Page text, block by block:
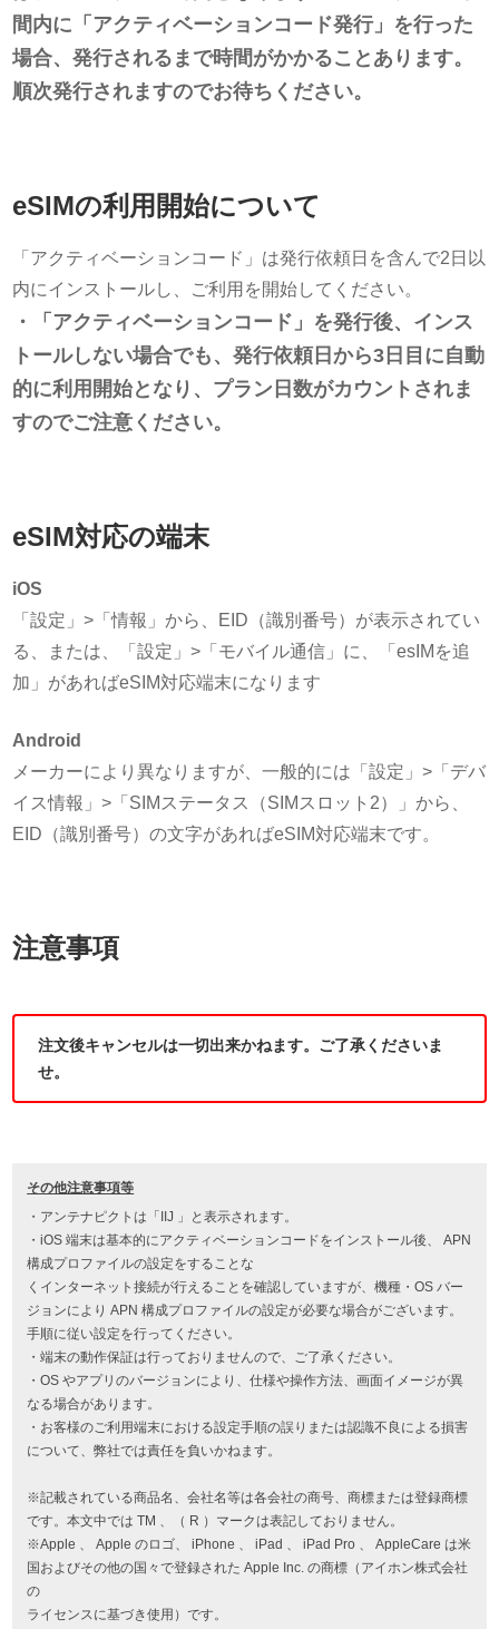
間内に「アクティベーションコード発行」を行った
場合、発行されるまで時間がかかることあります。
順次発行されますのでお待ちください。
eSIMの利用開始について
「アクティベーションコード」は発行依頼日を含んで2日以
内にインストールし、ご利用を開始してください。
・「アクティベーションコード」を発行後、インス
トールしない場合でも、発行依頼日から3日目に自動
的に利用開始となり、プラン日数がカウントされま
すのでご注意ください。
eSIM対応の端末
iOS
「設定」>「情報」から、EID（識別番号）が表示されてい
る、または、「設定」>「モバイル通信」に、「esIMを追
加」があればeSIM対応端末になります
Android
メーカーにより異なりますが、一般的には「設定」>「デバ
イス情報」>「SIMステータス（SIMスロット2）」から、
EID（識別番号）の文字があればeSIM対応端末です。
注意事項
注文後キャンセルは一切出来かねます。ご了承くださいま
せ。
その他注意事項等
・アンテナピクトは「IIJ 」と表示されます。
・iOS 端末は基本的にアクティベーションコードをインストール後、 APN
構成プロファイルの設定をすることな
くインターネット接続が行えることを確認していますが、機種・OS バー
ジョンにより APN 構成プロファイルの設定が必要な場合がございます。
手順に従い設定を行ってください。
・端末の動作保証は行っておりませんので、ご了承ください。
・OS やアプリのバージョンにより、仕様や操作方法、画面イメージが異
なる場合があります。
・お客様のご利用端末における設定手順の誤りまたは認識不良による損害
について、弊社では責任を負いかねます。
※記載されている商品名、会社名等は各会社の商号、商標または登録商標
です。本文中では TM 、（ R ）マークは表記しておりません。
※Apple 、 Apple のロゴ、 iPhone 、 iPad 、 iPad Pro 、 AppleCare は米
国およびその他の国々で登録された Apple Inc. の商標（アイホン株式会社
の
ライセンスに基づき使用）です。